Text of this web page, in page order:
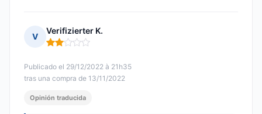
V
Verifizierter K.
Nota: 2 de 5
Publicado el 29/12/2022 à 21h35
tras una compra de 13/11/2022
Opinión traducida